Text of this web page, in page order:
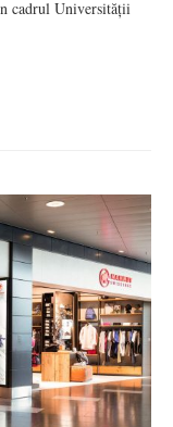
cadrul Universității